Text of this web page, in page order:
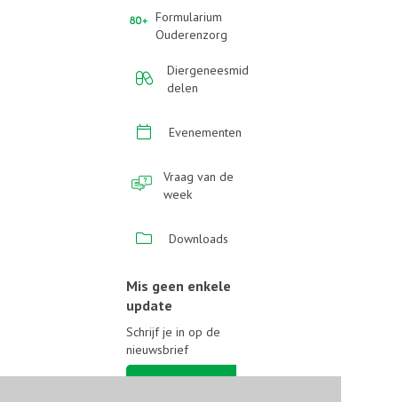
Formularium
Ouderenzorg
Diergeneesmid
delen
Evenementen
Vraag van de
week
Downloads
Mis geen enkele
update
Schrijf je in op de
nieuwsbrief